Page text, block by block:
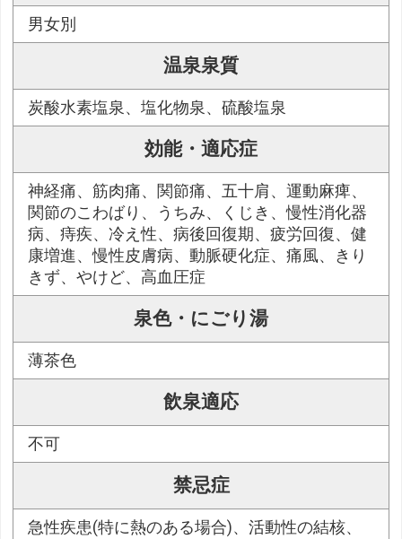
男女別
温泉泉質
炭酸水素塩泉、塩化物泉、硫酸塩泉
効能・適応症
神経痛、筋肉痛、関節痛、五十肩、運動麻痺、
関節のこわばり、うちみ、くじき、慢性消化器
病、痔疾、冷え性、病後回復期、疲労回復、健
康増進、慢性皮膚病、動脈硬化症、痛風、きり
きず、やけど、高血圧症
泉色・にごり湯
薄茶色
飲泉適応
不可
禁忌症
急性疾患(特に熱のある場合)、活動性の結核、